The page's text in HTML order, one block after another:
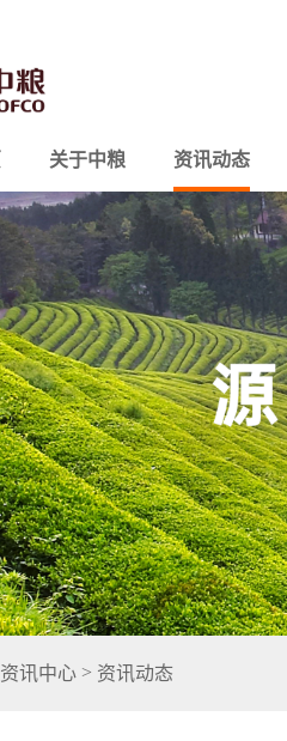
关于中粮 资讯动态
资讯中心 > 资讯动态